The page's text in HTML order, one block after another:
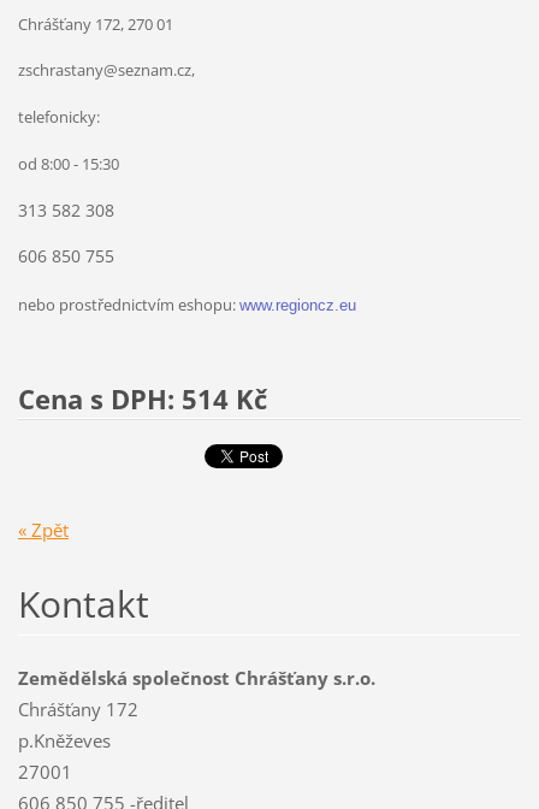
Chrášťany 172, 270 01
zschrastany@seznam.cz,
telefonicky:
od 8:00 - 15:30
313 582 308
606 850 755
nebo prostřednictvím eshopu: www.regioncz.eu
Cena s DPH: 514 Kč
« Zpět
Kontakt
Zemědělská společnost Chrášťany s.r.o.
Chrášťany 172
p.Kněževes
27001
606 850 755 -ředitel